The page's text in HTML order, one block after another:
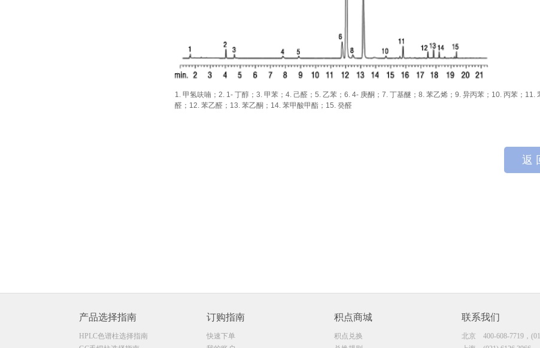
1. 甲氢呋喃；2. 1- 丁醇；3. 甲苯；4. 己醛；5. 乙苯；6. 4- 庚酮；7. 丁基醚；8. 苯乙烯；9. 异丙苯；10. 丙苯；11.
醛；12. 苯乙醛；13. 苯乙酮；14. 苯甲酸甲酯；15. 癸醛
返
产品选择指南
HPLC色谱柱选择指南
订购指南
快速下单
积点商城
积点兑换
联系我们
北京 400-608-7719，